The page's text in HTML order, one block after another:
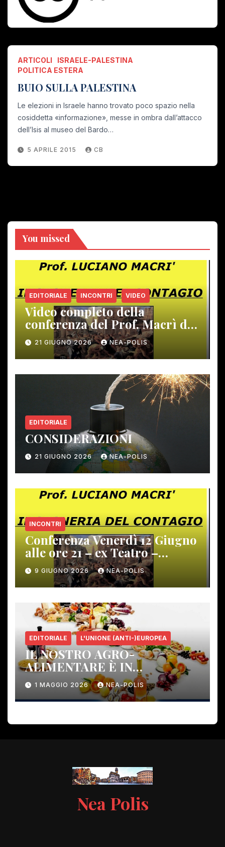
ARTICOLI
ISRAELE-PALESTINA
POLITICA ESTERA
BUIO SULLA PALESTINA
Le elezioni in Israele hanno trovato poco spazio nella
cosiddetta «informazione», messe in ombra dall’attacco
dell’Isis al museo del Bardo…
5 APRILE 2015 CB
You missed
EDITORIALE INCONTRI VIDEO
Video completo della
conferenza del Prof. Macrì del
12 giugno scorso
21 GIUGNO 2026 NEA-POLIS
EDITORIALE
CONSIDERAZIONI
21 GIUGNO 2026 NEA-POLIS
INCONTRI
Conferenza Venerdì 12 Giugno
alle ore 21 – ex Teatro –
Gambassi Terme –
9 GIUGNO 2026 NEA-POLIS
EDITORIALE L'UNIONE (ANTI-)EUROPEA
IL NOSTRO AGRO-
ALIMENTARE È IN
PERICOLO!
1 MAGGIO 2026 NEA-POLIS
Nea Polis